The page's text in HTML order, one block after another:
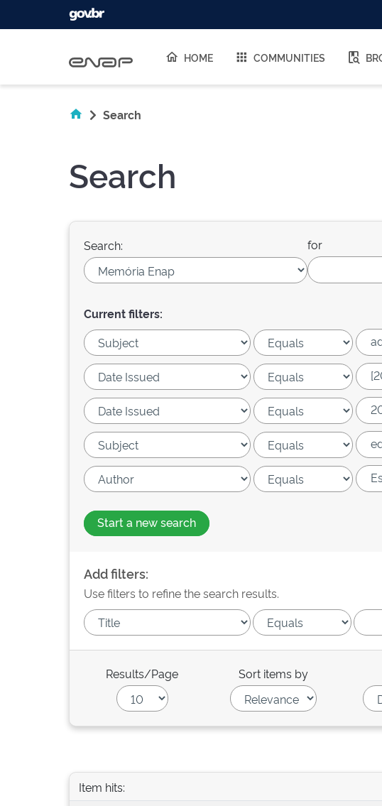
HOME COMMUNITIES
Search
Search
Search: for
Current filters:
Start a new search
Add filters:
Use filters to refine the search results.
Results/Page Sort items by
Item hits: